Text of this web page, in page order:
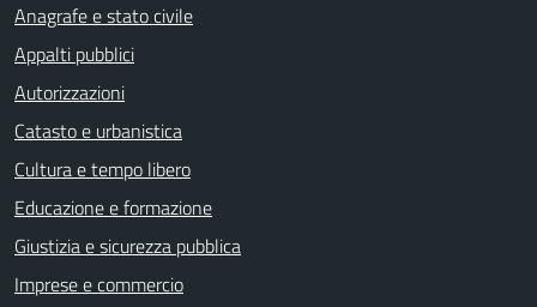
Anagrafe e stato civile
Appalti pubblici
Autorizzazioni
Catasto e urbanistica
Cultura e tempo libero
Educazione e formazione
Giustizia e sicurezza pubblica
Imprese e commercio